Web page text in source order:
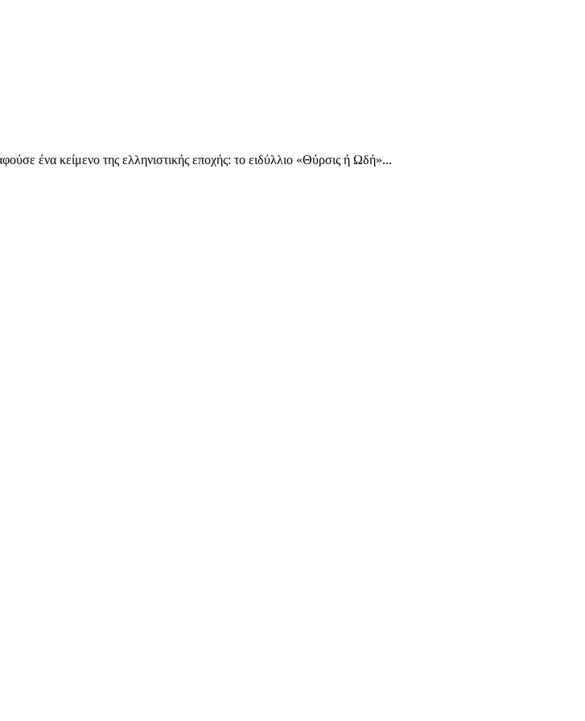
ένα κείμενο της ελληνιστικής εποχής: το ειδύλλιο «Θύρσις ή Ωδή»...